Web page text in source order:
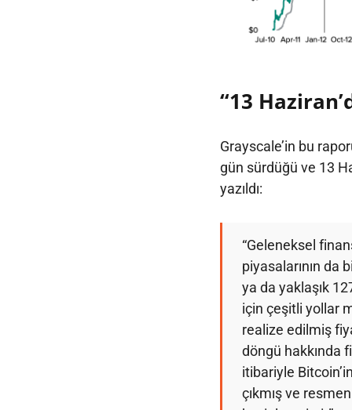
“13
Grayscale’in bu
gün sürdüğü ve 13
yazıldı:
“Geleneksel
piyasalarının da
ya da yaklaşık
için çeşitli yollar
realize edilmiş
döngü hakkında
itibariyle
çıkmış ve